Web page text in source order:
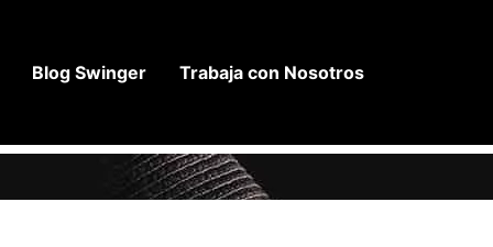
Blog Swinger Trabaja con Nosotros